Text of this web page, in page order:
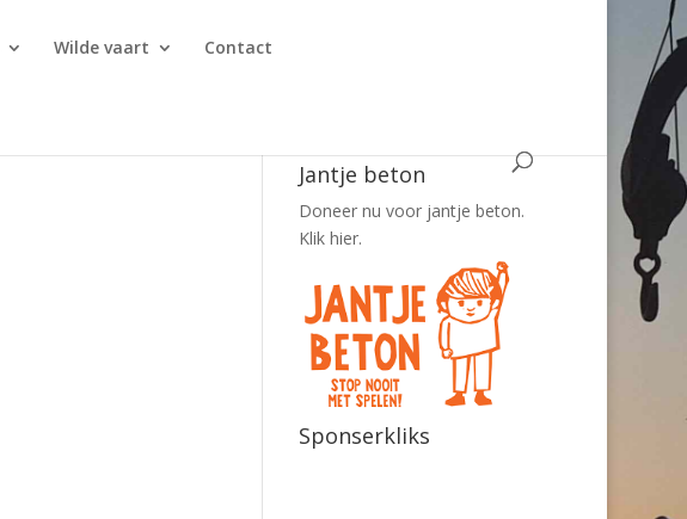
Wilde vaart Contact
Jantje beton
Doneer nu voor jantje beton.
Klik hier.
Sponserkliks